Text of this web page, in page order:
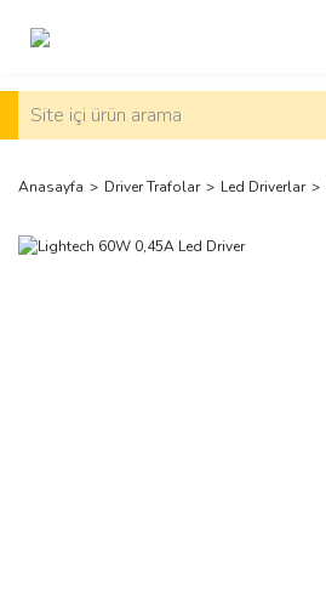
Anasayfa Driver Trafolar Led Driverlar